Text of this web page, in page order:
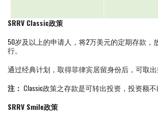
SRRV Classic政策
50岁及以上的申请人，将2万美元的定期存款，
行。
通过经典计划，取得菲律宾居留身份后，可取出
注： Classic政策之存款是可转出投资，投资额不
SRRV Smile政策